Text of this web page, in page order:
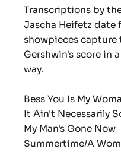
Transcriptions by
Jascha Heifetz date
showpieces
Gershwin's score in
way.
Bess You Is My
It Ain't Necessarily
My Man's Gone Now
Summertime/A